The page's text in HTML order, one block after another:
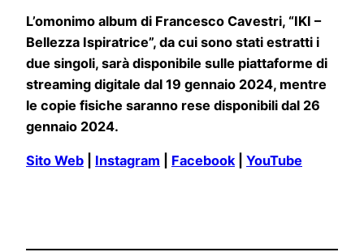
L’omonimo album di Francesco Cavestri, “IKI –
Bellezza Ispiratrice”, da cui sono stati estratti i
due singoli, sarà disponibile sulle piattaforme di
streaming digitale dal 19 gennaio 2024, mentre
le copie fisiche saranno rese disponibili dal 26
gennaio 2024.
Sito Web Instagram Facebook YouTube